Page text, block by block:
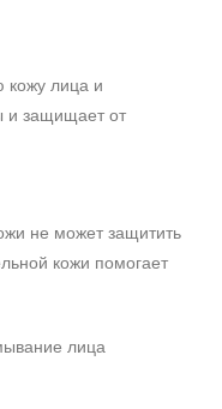
кожу лица и
и защищает от
не может защитить
кожи помогает
лица